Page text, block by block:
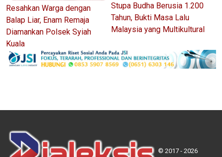
Resahkan Warga dengan
Balap Liar, Enam Remaja
Diamankan Polsek Syiah
Kuala
Stupa Budha Berusia 1.200
Tahun, Bukti Masa Lalu
Malaysia yang Multikultural
© 2017 - 2026